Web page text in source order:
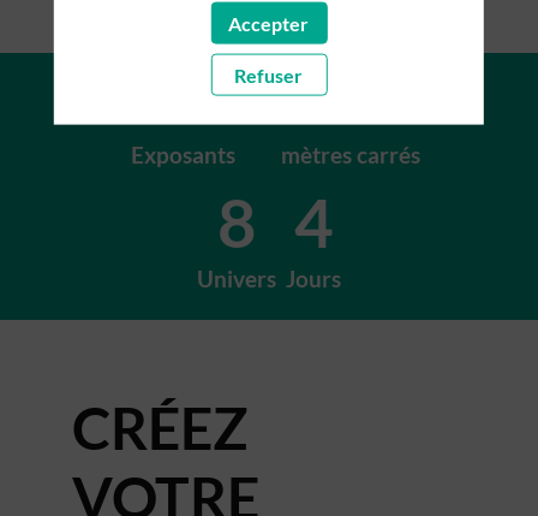
+200
Exposants
+15K
mètres carrés
8
Univers
4
Jours
CRÉEZ
VOTRE
Accepter
Refuser